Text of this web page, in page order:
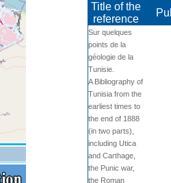
Title of the
reference
Sur quelques
points de la
géologie de la
Tunisie.
A Bibliography of
Tunisia from the
earliest times to
the end of 1888
(in two parts),
including Utica
and Carthage,
the Punic war,
the Roman